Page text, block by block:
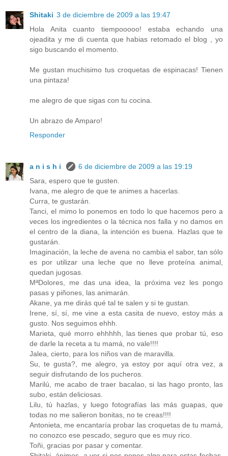
Shitaki 3 de diciembre de 2009 a las 19:47
Hola Anita cuanto tiempooooo! estaba echando una
ojeadita y me di cuenta que habias retomado el blog , yo
sigo buscando el momento.
Me gustan muchisimo tus croquetas de espinacas! Tienen
una pintaza!
me alegro de que sigas con tu cocina.
Un abrazo de Amparo!
Responder
a n i s h i
6 de diciembre de 2009 a las 19:19
Sara, espero que te gusten.
Ivana, me alegro de que te animes a hacerlas.
Curra, te gustarán.
Tanci, el mimo lo ponemos en todo lo que hacemos pero a
veces los ingredientes o la técnica nos falla y no damos en
el centro de la diana, la intención es buena. Hazlas que te
gustarán.
Imaginación, la leche de avena no cambia el sabor, tan sólo
es por utilizar una leche que no lleve proteína animal,
quedan jugosas.
MªDolores, me das una idea, la próxima vez les pongo
pasas y piñones, las animarán.
Akane, ya me dirás qué tal te salen y si te gustan.
Irene, sí, sí, me vine a esta casita de nuevo, estoy más a
gusto. Nos seguimos ehhh.
Marieta, qué morro ehhhhh, las tienes que probar tú, eso
de darle la receta a tu mamá, no vale!!!!
Jalea, cierto, para los niños van de maravilla.
Su, te gusta?, me alegro, ya estoy por aquí otra vez, a
seguir disfrutando de los pucheros.
Marilú, me acabo de traer bacalao, si las hago pronto, las
subo, están deliciosas.
Lilu, tú hazlas, y luego fotografías las más guapas, que
todas no me salieron bonitas, no te creas!!!!
Antonieta, me encantaría probar las croquetas de tu mamá,
no conozco ese pescado, seguro que es muy rico.
Toñi, gracias por pasar y comentar.